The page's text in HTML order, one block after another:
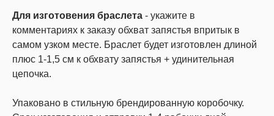
Для изготовения браслета - укажите в
комментариях к заказу обхват запястья впритык в
самом узком месте. Браслет будет изготовлен длиной
плюс 1-1,5 см к обхвату запястья + удинительная
цепочка.
Упаковано в стильную брендированную коробочку.